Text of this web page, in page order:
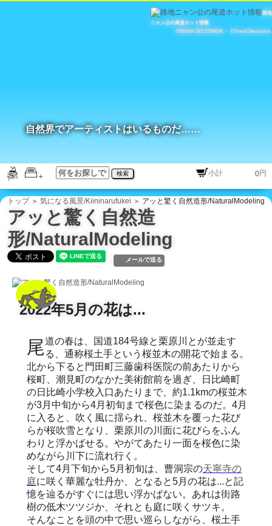
路地
ニャン公の尾道ホット情報
©BISAN SECESSION
・ ©Travel Secession
検索 円
自然界でアーティストはいるものだ……
トップ＞ 気になる風景/Kiininarufukei ＞ アッと驚く自然造形/NaturalModeling
アッと驚く自然造
形/NaturalModeling
メールで送る
2022年5月の花は...
尾道の春は、国道184号線と栗原川とが並走す る、通称桜土手という桜並木の開花で始まる。
北から下ると門田町三藤歯科医院の前あたりから
桜町、潮見町のなかた美術館前を過ぎ、日比崎町
の日比崎小学校入口あたりまで、約1.1kmの桜並木
が3月中旬から4月初旬まで桜色に染まるのだ。4月
に入ると、吹く風に揺られ、桜並木を覆った花び
らが桜吹雪となり、栗原川の川面に花びらをふん
わりと浮かばせる。やがてあたり一面を桜色に染
めながら川下に流れ行く。
そして4月下旬から5月初旬は、曹洞宗の天寧寺の
庭に咲く華麗な牡丹か、となると5月の花は...と記
憶を辿るがすぐには思い浮かばない。あれは街路
樹の低木ツツジか、それとも庭に咲くサツキ。
そんなことを頭の中で思い巡らしながら、桜土手